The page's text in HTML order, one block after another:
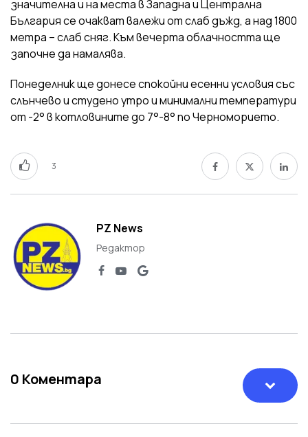
значителна и на места в Западна и Централна
България се очакват валежи от слаб дъжд, а над 1800
метра – слаб сняг. Към вечерта облачността ще
започне да намалява.
Понеделник ще донесе спокойни есенни условия със
слънчево и студено утро и минимални температури
от -2° в котловините до 7°-8° по Черноморието.
3
PZ News
Редактор
0 Коментара